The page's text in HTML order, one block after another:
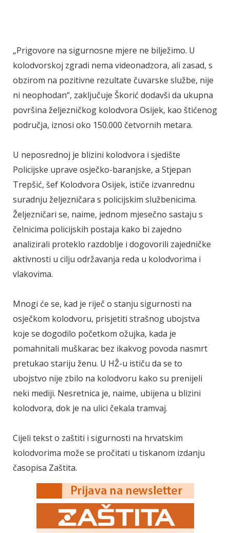
„Prigovore na sigurnosne mjere ne bilježimo. U
kolodvorskoj zgradi nema videonadzora, ali zasad, s
obzirom na pozitivne rezultate čuvarske službe, nije
ni neophodan“, zaključuje Škorić dodavši da ukupna
površina željezničkog kolodvora Osijek, kao štićenog
područja, iznosi oko 150.000 četvornih metara.
U neposrednoj je blizini kolodvora i sjedište
Policijske uprave osječko-baranjske, a Stjepan
Trepšić, šef Kolodvora Osijek, ističe izvanrednu
suradnju željezničara s policijskim službenicima.
Željezničari se, naime, jednom mjesečno sastaju s
čelnicima policijskih postaja kako bi zajedno
analizirali proteklo razdoblje i dogovorili zajedničke
aktivnosti u cilju održavanja reda u kolodvorima i
vlakovima.
Mnogi će se, kad je riječ o stanju sigurnosti na
osječkom kolodvoru, prisjetiti strašnog ubojstva
koje se dogodilo početkom ožujka, kada je
pomahnitali muškarac bez ikakvog povoda nasmrt
pretukao stariju ženu. U HŽ-u ističu da se to
ubojstvo nije zbilo na kolodvoru kako su prenijeli
neki mediji. Nesretnica je, naime, ubijena u blizini
kolodvora, dok je na ulici čekala tramvaj.
Cijeli tekst o zaštiti i sigurnosti na hrvatskim
kolodvorima može se pročitati u tiskanom izdanju
časopisa Zaštita.